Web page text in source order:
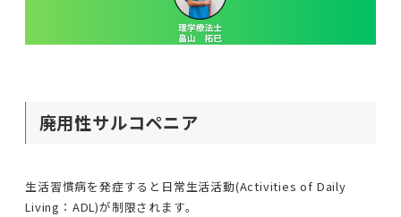
廃用性サルコペニア
生活習慣病を発症すると日常生活活動(Activities of Daily
Living：ADL)が制限されます。